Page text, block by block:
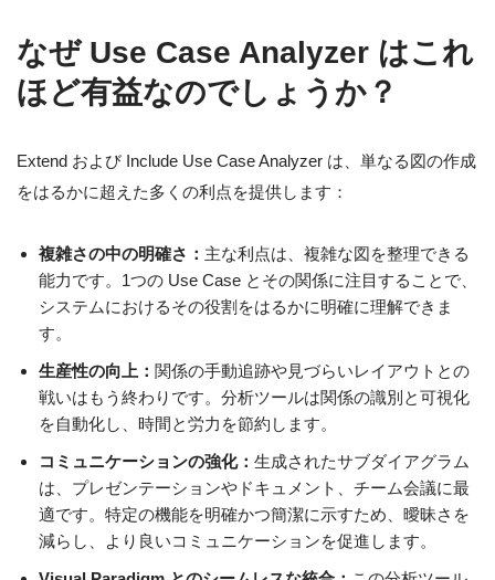
なぜ Use Case Analyzer はこれ
ほど有益なのでしょうか？
Extend および Include Use Case Analyzer は、単なる図の作成
をはるかに超えた多くの利点を提供します：
複雑さの中の明確さ： 主な利点は、複雑な図を整理できる
能力です。1つの Use Case とその関係に注目することで、
システムにおけるその役割をはるかに明確に理解できま
す。
生産性の向上： 関係の手動追跡や見づらいレイアウトとの
戦いはもう終わりです。分析ツールは関係の識別と可視化
を自動化し、時間と労力を節約します。
コミュニケーションの強化： 生成されたサブダイアグラム
は、プレゼンテーションやドキュメント、チーム会議に最
適です。特定の機能を明確かつ簡潔に示すため、曖昧さを
減らし、より良いコミュニケーションを促進します。